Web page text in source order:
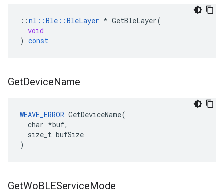
::nl ::Ble ::BleLayer * GetBleLayer(
void
) const
GetDeviceName
WEAVE_ERROR GetDeviceName(
  char *buf,
  size_t bufSize
)
GetWoBLEServiceMode